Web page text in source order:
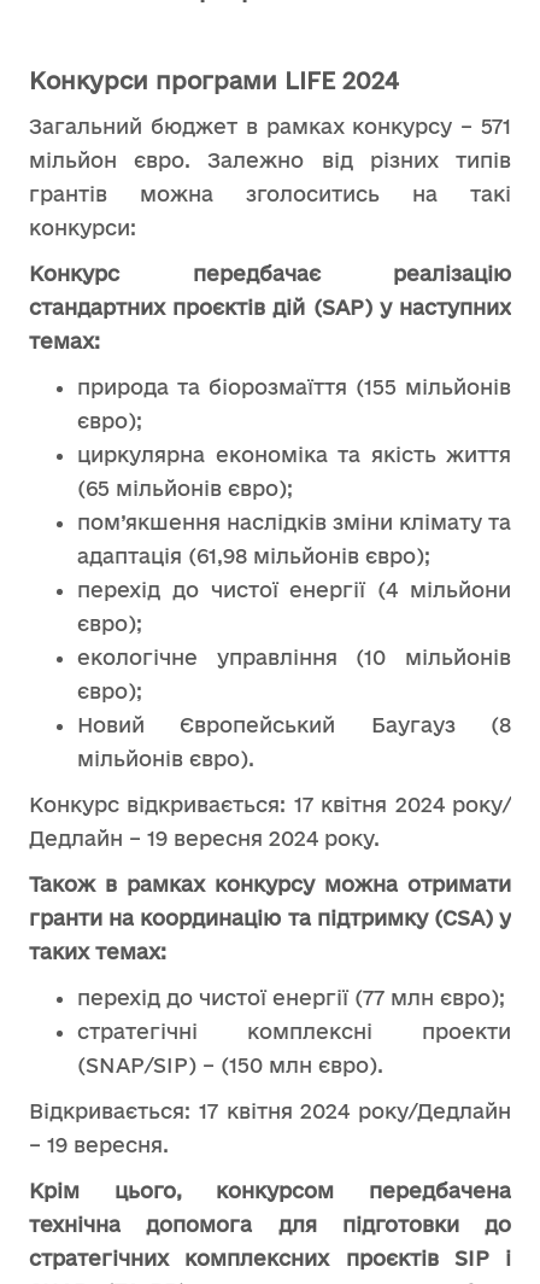
Конкурси програми LIFE 2024
Загальний бюджет в рамках конкурсу – 571
мільйон євро. Залежно від різних типів
грантів можна зголоситись на такі
конкурси:
Конкурс передбачає реалізацію
стандартних проєктів дій (SAP) у наступних
темах:
природа та біорозмаїття (155 мільйонів
євро);
циркулярна економіка та якість життя
(65 мільйонів євро);
пом’якшення наслідків зміни клімату та
адаптація (61,98 мільйонів євро);
перехід до чистої енергії (4 мільйони
євро);
екологічне управління (10 мільйонів
євро);
Новий Європейський Баугауз (8
мільйонів євро).
Конкурс відкривається: 17 квітня 2024 року/
Дедлайн – 19 вересня 2024 року.
Також в рамках конкурсу можна отримати
гранти на координацію та підтримку (CSA) у
таких темах:
перехід до чистої енергії (77 млн євро);
стратегічні комплексні проекти
(SNAP/SIP) – (150 млн євро).
Відкривається: 17 квітня 2024 року/Дедлайн
– 19 вересня.
Крім цього, конкурсом передбачена
технічна допомога для підготовки до
стратегічних комплексних проєктів SIP і